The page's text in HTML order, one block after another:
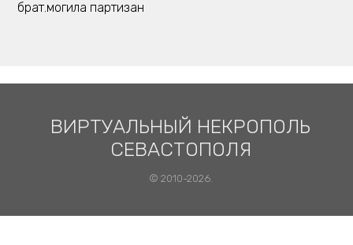
брат.могила партизан
ВИРТУАЛЬНЫЙ НЕКРОПОЛЬ
СЕВАСТОПОЛЯ
© 2010-2026.